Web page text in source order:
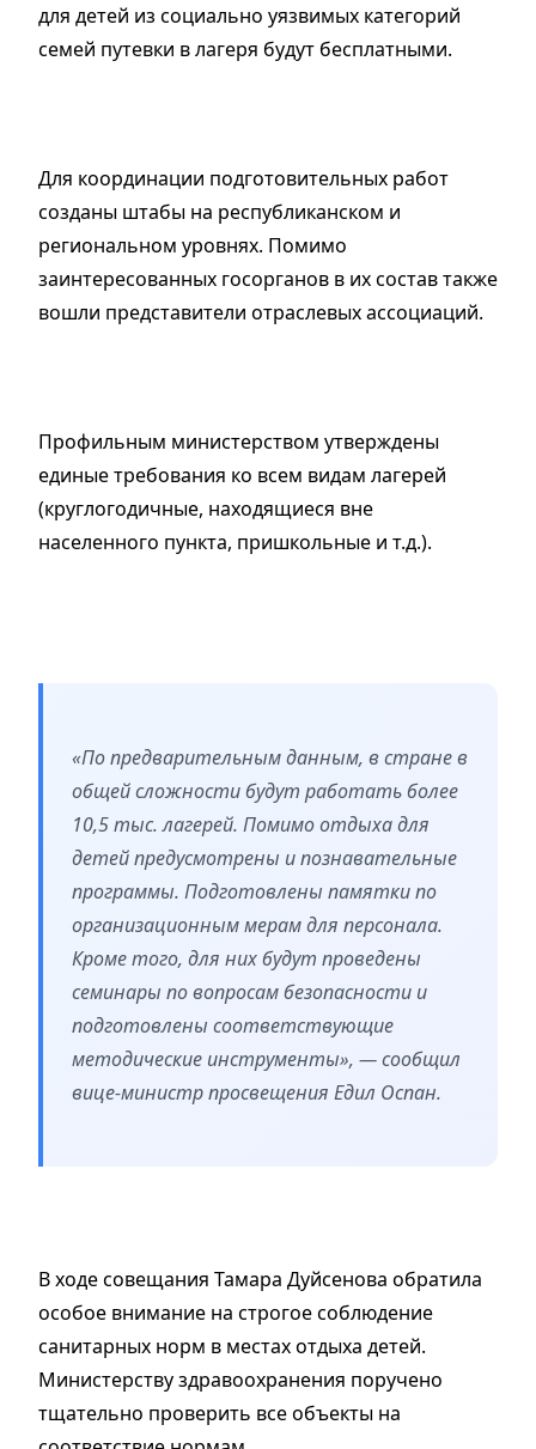
для детей из социально уязвимых категорий
семей путевки в лагеря будут бесплатными.
Для координации подготовительных работ
созданы штабы на республиканском и
региональном уровнях. Помимо
заинтересованных госорганов в их состав также
вошли представители отраслевых ассоциаций.
Профильным министерством утверждены
единые требования ко всем видам лагерей
(круглогодичные, находящиеся вне
населенного пункта, пришкольные и т.д.).
«По предварительным данным, в стране в
общей сложности будут работать более
10,5 тыс. лагерей. Помимо отдыха для
детей предусмотрены и познавательные
программы. Подготовлены памятки по
организационным мерам для персонала.
Кроме того, для них будут проведены
семинары по вопросам безопасности и
подготовлены соответствующие
методические инструменты», — сообщил
вице-министр просвещения Едил Оспан.
В ходе совещания Тамара Дуйсенова обратила
особое внимание на строгое соблюдение
санитарных норм в местах отдыха детей.
Министерству здравоохранения поручено
тщательно проверить все объекты на